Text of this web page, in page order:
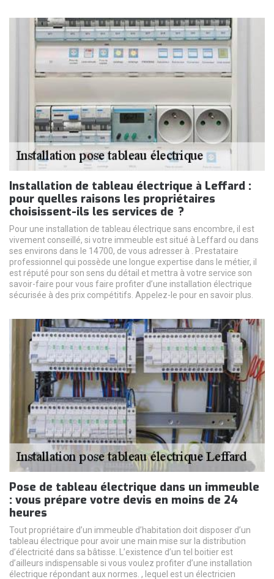
Installation de tableau électrique à Leffard :
pour quelles raisons les propriétaires
choisissent-ils les services de ?
Pour une installation de tableau électrique sans encombre, il est
vivement conseillé, si votre immeuble est situé à Leffard ou dans
ses environs dans le 14700, de vous adresser à . Prestataire
professionnel qui possède une longue expertise dans le métier, il
est réputé pour son sens du détail et mettra à votre service son
savoir-faire pour vous faire profiter d’une installation électrique
sécurisée à des prix compétitifs. Appelez-le pour en savoir plus.
Pose de tableau électrique dans un immeuble
: vous prépare votre devis en moins de 24
heures
Tout propriétaire d’un immeuble d’habitation doit disposer d’un
tableau électrique pour avoir une main mise sur la distribution
d’électricité dans sa bâtisse. L’existence d’un tel boitier est
d’ailleurs indispensable si vous voulez profiter d’une installation
électrique répondant aux normes. , lequel est un électricien